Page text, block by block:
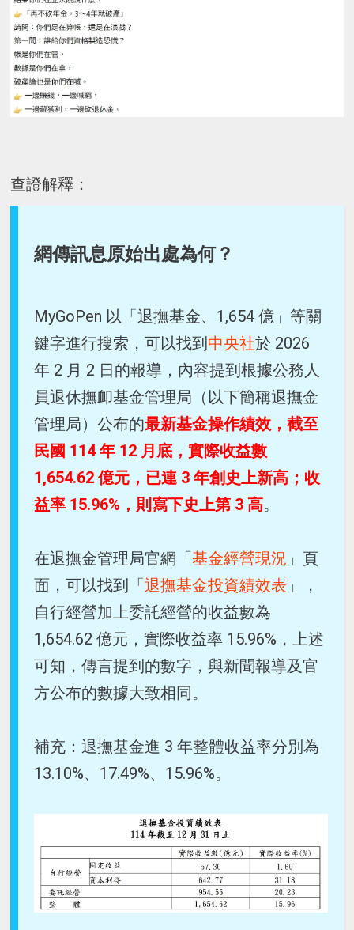
查證解釋：
網傳訊息原始出處為何？
MyGoPen 以「退撫基金、1,654 億」等關
鍵字進行搜索，可以找到 中央社於 2026
年 2 月 2 日的報導，內容提到根據公務人
員退休撫卹基金管理局（以下簡稱退撫金
管理局）公布的最新基金操作績效，截至
民國 114 年 12 月底，實際收益數
1,654.62 億元，已連 3 年創史上新高；收
益率 15.96%，則寫下史上第 3 高。
在退撫金管理局官網「基金經營現況 」頁
面，可以找到「退撫基金投資績效表 」，
自行經營加上委託經營的收益數為
1,654.62 億元，實際收益率 15.96%，上述
可知，傳言提到的數字，與新聞報導及官
方公布的數據大致相同。
補充：退撫基金進 3 年整體收益率分別為
13.10%、17.49%、15.96%。